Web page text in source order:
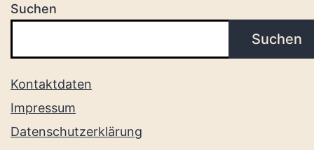
Suchen
Suchen
Kontaktdaten
Impressum
Datenschutzerklärung